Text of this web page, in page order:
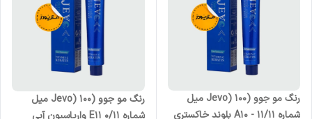
رنگ مو جوو (Jevo) 100 میل
شماره A10 - 11/11 بلوند خاکستری
رنگ مو جوو (Jevo) 100 میل
شماره E11 0/11 واریاسیون آبی